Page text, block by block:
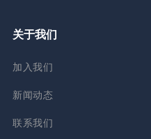
关于我们
加入我们
新闻动态
联系我们